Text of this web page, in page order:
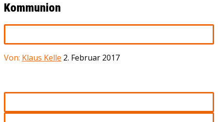
Kommunion
Von: Klaus Kelle 2. Februar 2017